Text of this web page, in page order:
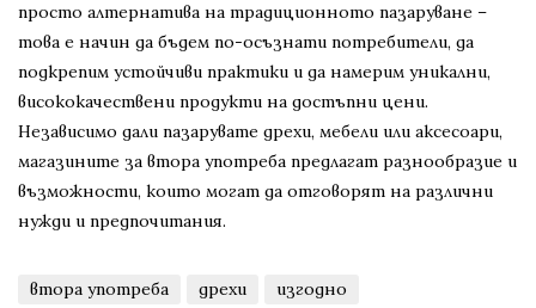
просто алтернатива на традиционното пазаруване –
това е начин да бъдем по-осъзнати потребители, да
подкрепим устойчиви практики и да намерим уникални,
висококачествени продукти на достъпни цени.
Независимо дали пазарувате дрехи, мебели или аксесоари,
магазините за втора употреба предлагат разнообразие и
възможности, които могат да отговорят на различни
нужди и предпочитания.
втора употреба дрехи изгодно